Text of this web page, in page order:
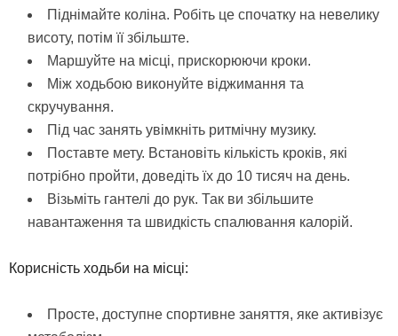
Піднімайте коліна. Робіть це спочатку на невелику
висоту, потім її збільште.
Маршуйте на місці, прискорюючи кроки.
Між ходьбою виконуйте віджимання та
скручування.
Під час занять увімкніть ритмічну музику.
Поставте мету. Встановіть кількість кроків, які
потрібно пройти, доведіть їх до 10 тисяч на день.
Візьміть гантелі до рук. Так ви збільшите
навантаження та швидкість спалювання калорій.
Корисність ходьби на місці:
Просте, доступне спортивне заняття, яке активізує